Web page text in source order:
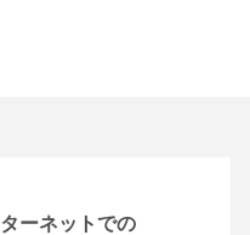
ーネットでの